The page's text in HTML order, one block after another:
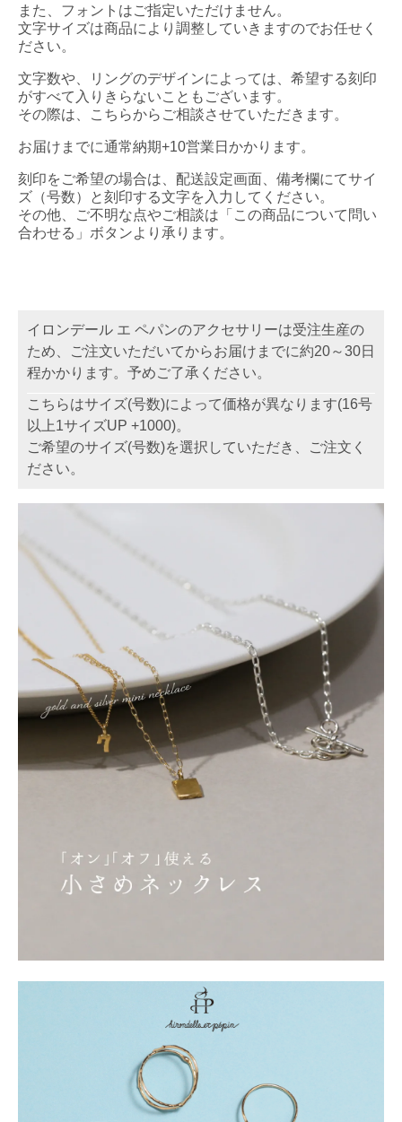
また、フォントはご指定いただけません。
文字サイズは商品により調整していきますのでお任せく
ださい。
文字数や、リングのデザインによっては、希望する刻印
がすべて入りきらないこともございます。
その際は、こちらからご相談させていただきます。
お届けまでに通常納期+10営業日かかります。
刻印をご希望の場合は、配送設定画面、備考欄にてサイ
ズ（号数）と刻印する文字を入力してください。
その他、ご不明な点やご相談は「この商品について問い
合わせる」ボタンより承ります。
イロンデール エ ペパンのアクセサリーは受注生産の
ため、ご注文いただいてからお届けまでに約20～30日
程かかります。予めご了承ください。
こちらはサイズ(号数)によって価格が異なります(16号
以上1サイズUP +1000)。
ご希望のサイズ(号数)を選択していただき、ご注文く
ださい。